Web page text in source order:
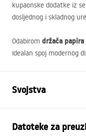
kupaonske dodatke iz
dosljednog i skladnog
Odabirom držača
idealan spoj modernog
Svojstva
Materijal
Datoteke za